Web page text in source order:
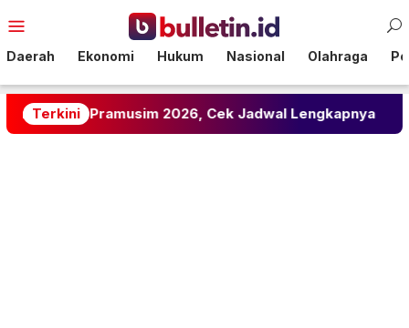
ke
Mobile
Daerah Ekonomi Hukum Nasional Olahraga
Terkini
Pramusim 2026, Cek Jadwal Lengkapnya